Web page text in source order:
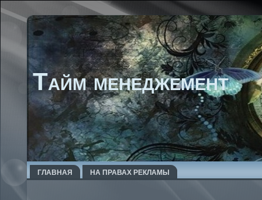
Тайм менеджемент
ГЛАВНАЯ НА ПРАВАХ РЕКЛАМЫ